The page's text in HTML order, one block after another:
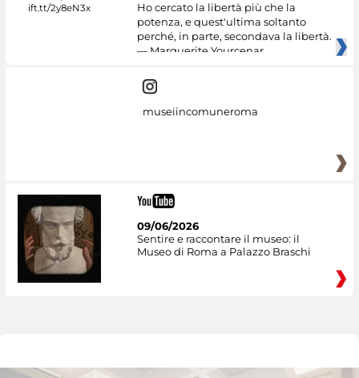
Ho cercato la libertà più che la
potenza, e quest'ultima soltanto
perché, in parte, secondava la libertà.
— Marguerite Yourcenar
museiincomuneroma
09/06/2026
Sentire e raccontare il museo: il
Museo di Roma a Palazzo Braschi